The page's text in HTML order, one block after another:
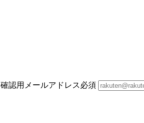
確認用メールアドレス必須